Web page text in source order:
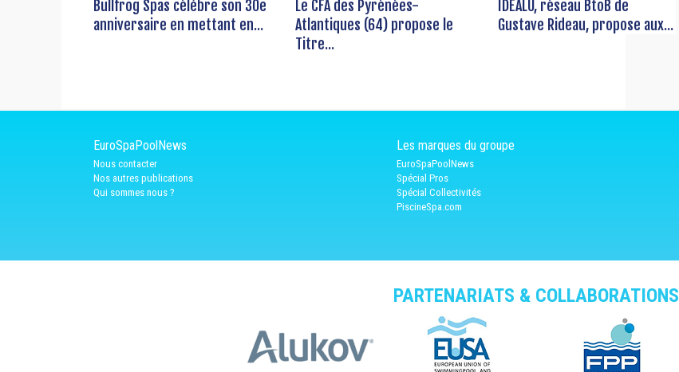
Bullfrog Spas célèbre son 30e
anniversaire en mettant en...
Le CFA des Pyrénées-
Atlantiques (64) propose le
Titre...
IDÉALU, réseau BtoB de
Gustave Rideau, propose aux...
EuroSpaPoolNews
Nous contacter
Nos autres publications
Qui sommes nous ?
Les marques du groupe
EuroSpaPoolNews
Spécial Pros
Spécial Collectivités
PiscineSpa.com
PARTENARIATS & COLLABORATIONS